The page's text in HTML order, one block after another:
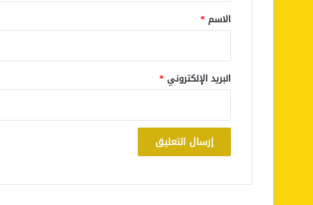
*
الاسم *
البريد الإلكتروني *